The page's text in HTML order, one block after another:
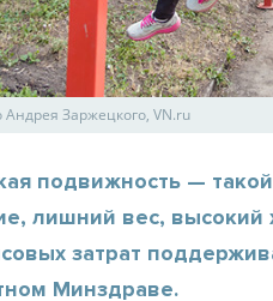
Андрея Заржецкого, VN.ru
подвижность —
лишний вес, высокий
затрат
Минздраве.